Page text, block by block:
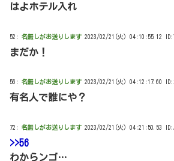
はよホテル入れ
52: 名無しがお送りします 2023/02/21(火) 04:10:55.12
まだか！
56: 名無しがお送りします 2023/02/21(火) 04:12:17.60
有名人で誰にや？
72: 名無しがお送りします 2023/02/21(火) 04:21:50.53
>>56
わからンゴ…